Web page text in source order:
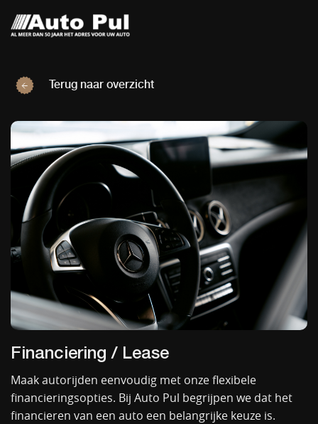
Terug naar overzicht
Financiering / Lease
Maak autorijden eenvoudig met onze flexibele
financieringsopties. Bij Auto Pul begrijpen we dat het
financieren van een auto een belangrijke keuze is.